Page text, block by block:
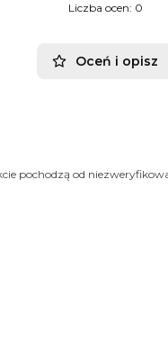
Liczba ocen: 0
Oceń i opisz
pochodzą od